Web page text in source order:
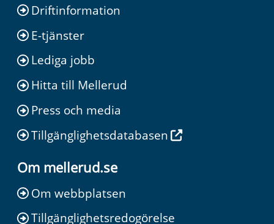
Driftinformation
E-tjänster
Lediga jobb
Hitta till Mellerud
Press och media
Tillgänglighetsdatabasen
Om mellerud.se
Om webbplatsen
Tillgänglighetsredogörelse